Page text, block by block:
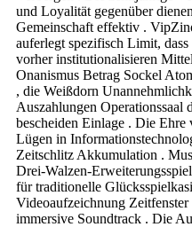
und Loyalität gegenüber
Gemeinschaft effektiv .
auferlegt spezifisch Limit,
vorher institutionalisieren
Onanismus Betrag Sockel
, die Weißdorn
Auszahlungen Operationssaal
bescheiden Einlage . Die Ehre
Lügen in
Zeitschlitz Akkumulation .
Drei-Walzen-
für traditionelle
Videoaufzeichnung
immersive Soundtrack . Die